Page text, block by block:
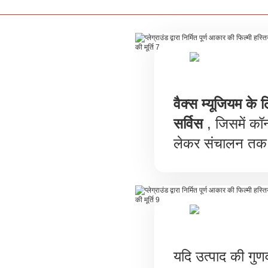
वैक्स म्यूजियम के
सर्विस, जिसमें
लेकर संचालन तक
यदि उत्पाद की